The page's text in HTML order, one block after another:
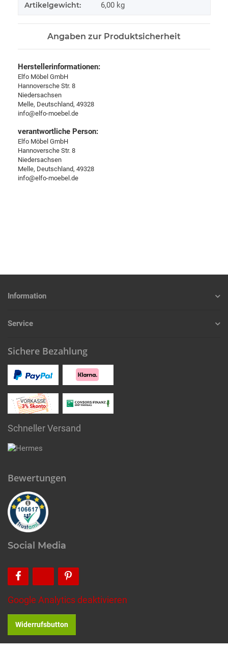
Artikelgewicht: 6,00 kg
Angaben zur Produktsicherheit
Herstellerinformationen:
Elfo Möbel GmbH
Hannoversche Str. 8
Niedersachsen
Melle, Deutschland, 49328
info@elfo-moebel.de
verantwortliche Person:
Elfo Möbel GmbH
Hannoversche Str. 8
Niedersachsen
Melle, Deutschland, 49328
info@elfo-moebel.de
Information
Service
Sichere Bezahlung
Schneller Versand
Bewertungen
Social Media
Google Analytics deaktivieren
Widerrufsbutton